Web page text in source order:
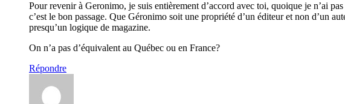
Pour revenir à Geronimo, je suis entièrement d’accord avec toi, quoique je n’ai
c’est le bon passage. Que Géronimo soit une propriété d’un éditeur et non d’un
presqu’un logique de magazine.
On n’a pas d’équivalent au Québec ou en France?
Répondre